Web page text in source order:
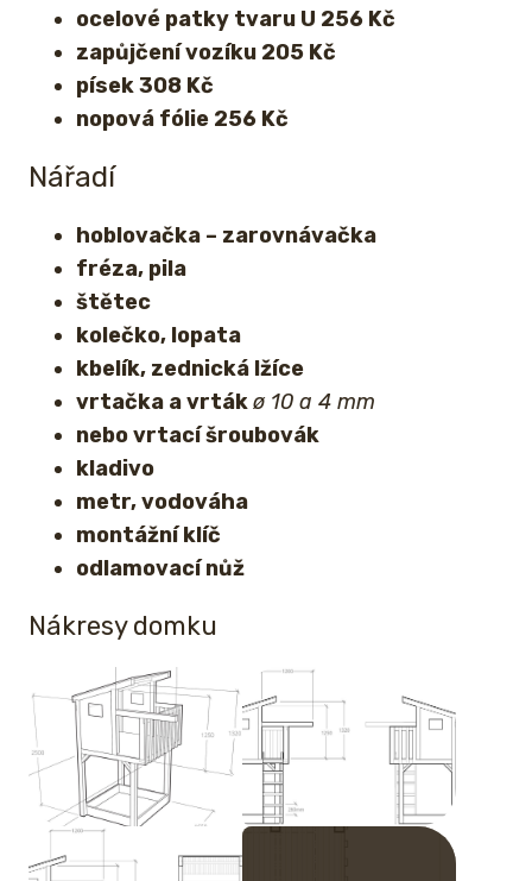
ocelové patky tvaru U 256 Kč
zapůjčení vozíku 205 Kč
písek 308 Kč
nopová fólie 256 Kč
Nářadí
hoblovačka – zarovnávačka
fréza, pila
štětec
kolečko, lopata
kbelík, zednická lžíce
vrtačka a vrtákø 10 a 4 mm
nebo vrtací šroubovák
kladivo
metr, vodováha
montážní klíč
odlamovací nůž
Nákresy domku